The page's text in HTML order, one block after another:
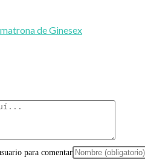
de Ginesex
para comentar